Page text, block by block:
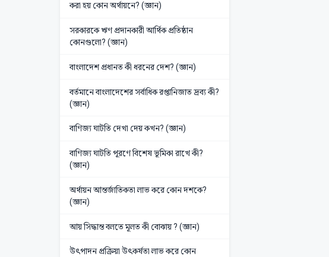
করা হয় কোন অর্থায়নে? (জ্ঞান)
সরকারকে ঋণ প্রদানকারী আর্থিক প্রতিষ্ঠান
কোনগুলো? (জ্ঞান)
বাংলাদেশ প্রধানত কী ধরনের দেশ? (জ্ঞান)
বর্তমানে বাংলাদেশের সর্বাধিক রপ্তানিজাত দ্রব্য কী?
(জ্ঞান)
বাণিজ্য ঘাটতি দেখা দেয় কখন? (জ্ঞান)
বাণিজ্য ঘাটতি পূরণে বিশেষ ভূমিকা রাখে কী?
(জ্ঞান)
অর্থায়ন আন্তর্জাতিকতা লাভ করে কোন দশকে?
(জ্ঞান)
আয় সিদ্ধান্ত বলতে মূলত কী বোঝায় ? (জ্ঞান)
উৎপাদন প্রক্রিয়া উৎকর্ষতা লাভ করে কোন